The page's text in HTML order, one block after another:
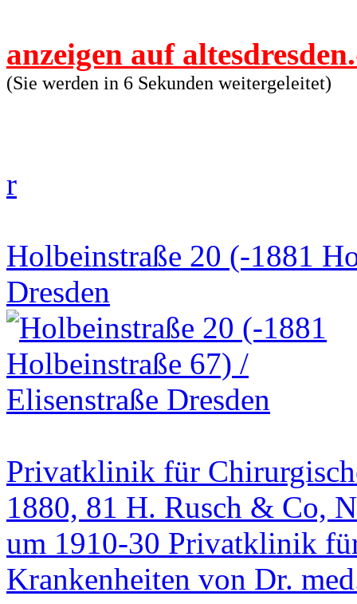
anzeigen auf
(Sie werden in 6 Sekunden weitergeleitet)
r
Holbeinstraße 20 (-1881
Dresden
Privatklinik für
1880, 81 H. Rusch & Co,
um 1910-30 Privatklinik
Krankenheiten von Dr.